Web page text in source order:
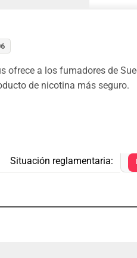
ofrece a los fumadores de
de nicotina más seguro.
Situación reglamentaria: